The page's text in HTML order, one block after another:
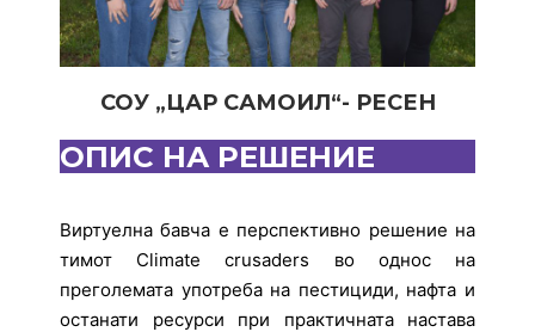
СОУ „ЦАР САМОИЛ“- РЕСЕН
ОПИС НА РЕШЕНИЕ
Виртуелна бавча е перспективно решение на
тимот Climate crusaders во однос на
преголемата употреба на пестициди, нафта и
останати ресурси при практичната настава